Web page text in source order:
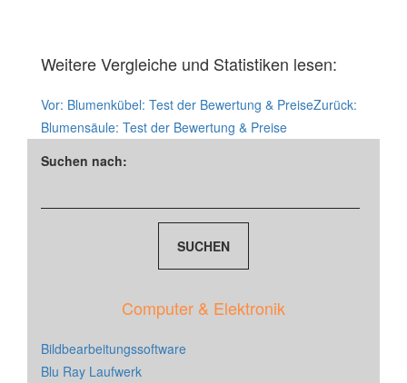
Weitere Vergleiche und Statistiken lesen:
Vor: Blumenkübel: Test der Bewertung & PreiseZurück:
Blumensäule: Test der Bewertung & Preise
Suchen nach:
Computer & Elektronik
Bildbearbeitungssoftware
Blu Ray Laufwerk